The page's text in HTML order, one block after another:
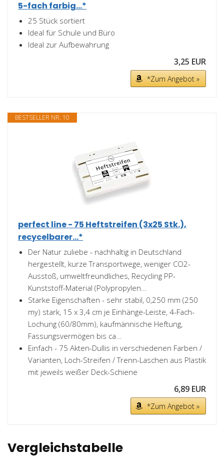
5-fach farbig...*
25 Stück sortiert
Ideal für Schule und Büro
Ideal zur Aufbewahrung
3,25 EUR
*Zum Angebot »
BESTSELLER NR. 10
perfect line - 75 Heftstreifen (3x25 Stk.),
recycelbarer...*
Der Natur zuliebe - nachhaltig in Deutschland
hergestellt, kurze Transportwege, weniger CO2-
Ausstoß, umweltfreundliches, Recycling PP-
Kunststoff-Material (Polypropylen...
Starke Eigenschaften - sehr stabil, 0,250 mm (250
my) stark, 15 x 3,4 cm je Einhänge-Leiste, 4-Fach-
Lochung (60/80mm), kaufmännische Heftung,
Fassungsvermögen bis ca...
Einfach - 75 Akten-Dullis in verschiedenen Farben /
Varianten, Loch-Streifen / Trenn-Laschen aus Plastik
mit jeweils weißer Deck-Schiene
6,89 EUR
*Zum Angebot »
Vergleichstabelle